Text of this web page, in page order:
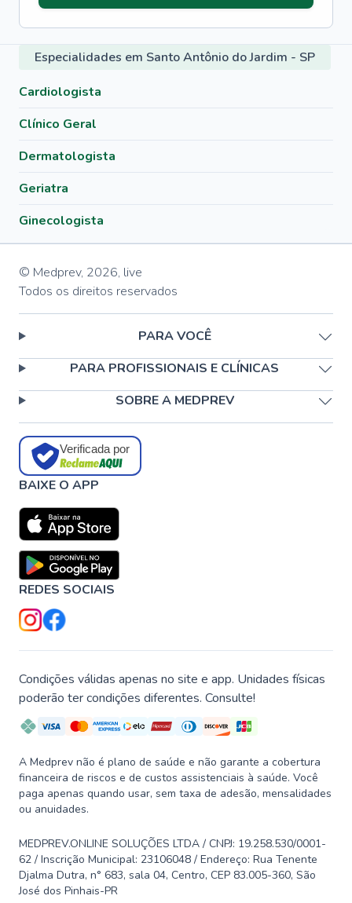
Especialidades em Santo Antônio do Jardim - SP
Cardiologista
Clínico Geral
Dermatologista
Geriatra
Ginecologista
© Medprev, 2026, live
Todos os direitos reservados
PARA VOCÊ
PARA PROFISSIONAIS E CLÍNICAS
SOBRE A MEDPREV
Verificada por
BAIXE O APP
REDES SOCIAIS
Condições válidas apenas no site e app. Unidades físicas
poderão ter condições diferentes. Consulte!
A Medprev não é plano de saúde e não garante a cobertura
financeira de riscos e de custos assistenciais à saúde. Você
paga apenas quando usar, sem taxa de adesão, mensalidades
ou anuidades.
MEDPREV.ONLINE SOLUÇÕES LTDA / CNPJ: 19.258.530/0001-
62 / Inscrição Municipal: 23106048 / Endereço: Rua Tenente
Djalma Dutra, n° 683, sala 04, Centro, CEP 83.005-360, São
José dos Pinhais-PR